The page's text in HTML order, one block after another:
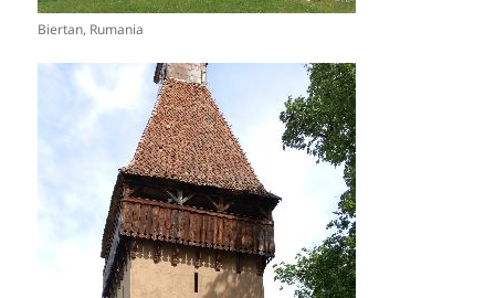
Biertan, Rumania